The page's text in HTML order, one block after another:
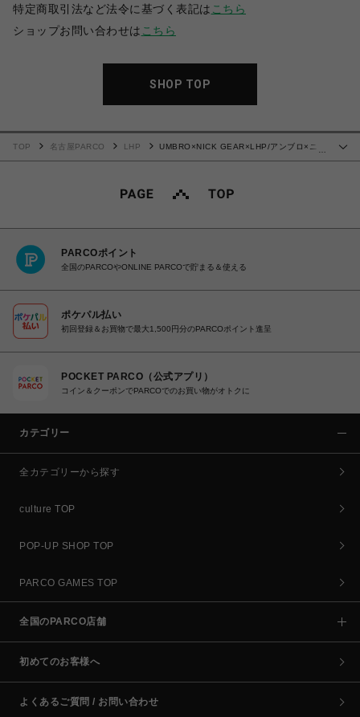
特定商取引法など法令に基づく表記は こちら
ショップお問い合わせは こちら
SHOP TOP
…
TOP 名古屋PARCO LHP
UMBRO×NICK GEAR×LHP/アンブロ×ニッ
PARCOポイント
全国のPARCOやONLINE PARCOで貯まる＆使える
ポケパル払い
初回登録＆お買物で最大1,500円分のPARCOポイント進呈
POCKET PARCO（公式アプリ）
コイン＆クーポンでPARCOでのお買い物がオトクに
カテゴリー
全カテゴリーから探す
culture TOP
POP-UP SHOP TOP
PARCO GAMES TOP
全国のPARCO店舗
初めてのお客様へ
よくあるご質問 / お問い合わせ